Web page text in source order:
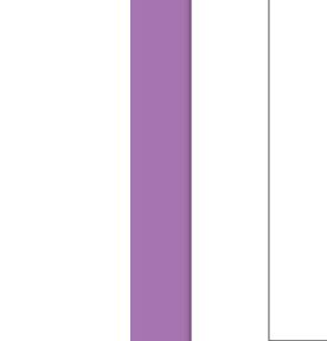
열일곱째마디ㆍ일본어
45 동사의 ない형에 연
46 동사의 ます형에 연
48 동사의 의지형에 연
51 모든 품사의 보통체
열여덟째마디ㆍ함께 배